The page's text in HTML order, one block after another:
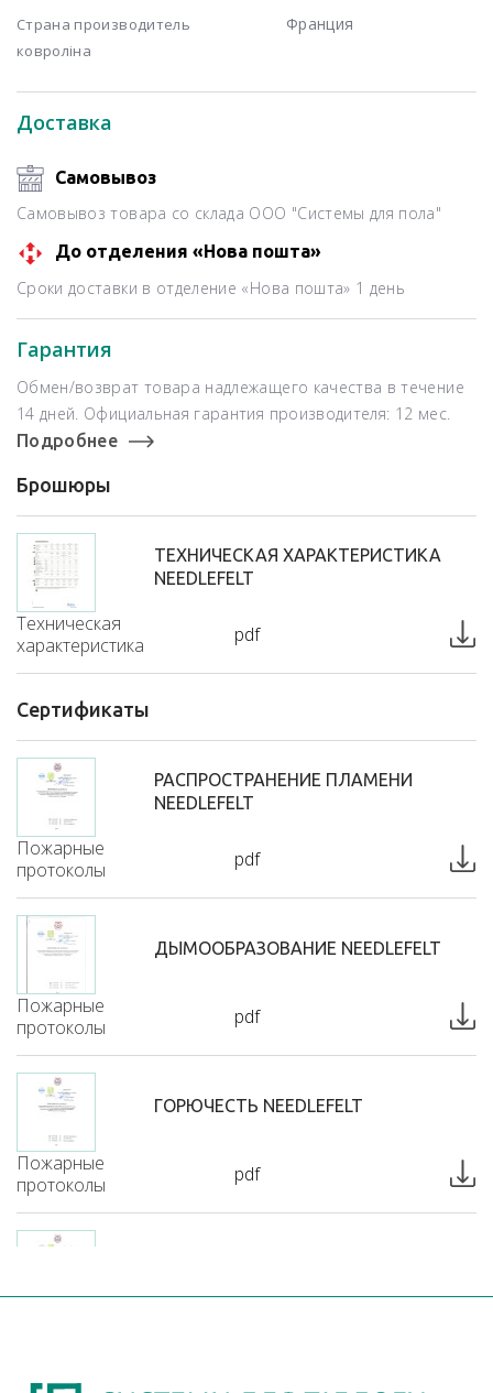
Доставка
Самовывоз
Самовывоз товара со склада ООО "Системы для пола"
До отделения «Нова пошта»
Сроки доставки в отделение «Нова пошта» 1 день
Гарантия
Обмен/возврат товара надлежащего качества в течение
14 дней. Официальная гарантия производителя: 12 мес.
Подробнее
Страна производитель
ковроліна
Франция
Брошюры
ТЕХНИЧЕСКАЯ ХАРАКТЕРИСТИКА
NEEDLEFELT
Техническая
характеристика
pdf
Сертификаты
РАСПРОСТРАНЕНИЕ ПЛАМЕНИ
NEEDLEFELT
Пожарные
протоколы
pdf
ДЫМООБРАЗОВАНИЕ NEEDLEFELT
Пожарные
протоколы
pdf
ГОРЮЧЕСТЬ NEEDLEFELT
Пожарные
протоколы
pdf